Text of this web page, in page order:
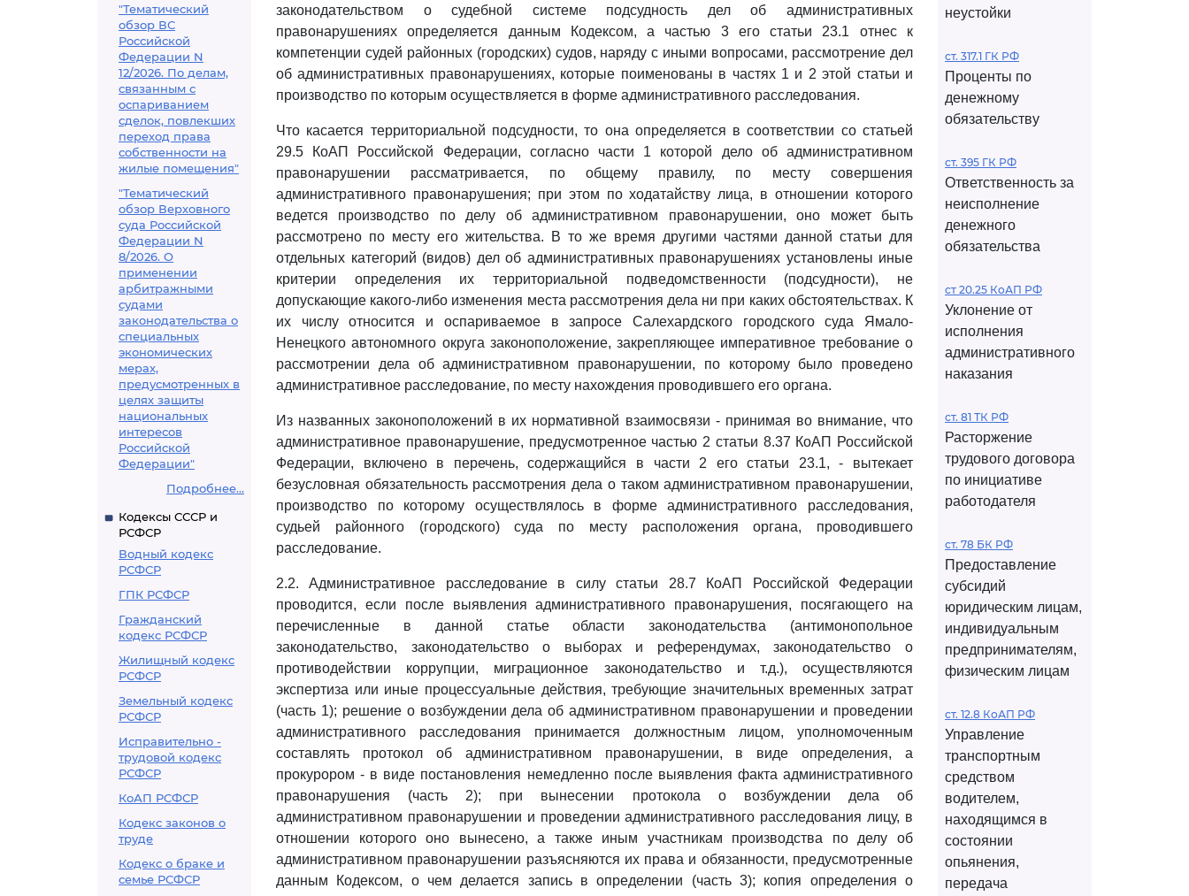
"Тематический
обзор ВС
Российской
Федерации N
12/2026. По делам,
связанным с
оспариванием
сделок, повлекших
переход права
собственности на
жилые помещения"
"Тематический
обзор Верховного
суда Российской
Федерации N
8/2026. О
применении
арбитражными
судами
законодательства о
специальных
экономических
мерах,
предусмотренных в
целях защиты
национальных
интересов
Российской
Федерации"
Подробнее...
Кодексы СССР и
РСФСР
Водный кодекс
РСФСР
ГПК РСФСР
Гражданский
кодекс РСФСР
Жилищный кодекс
РСФСР
Земельный кодекс
РСФСР
Исправительно -
трудовой кодекс
РСФСР
КоАП РСФСР
Кодекс законов о
труде
Кодекс о браке и
семье РСФСР
законодательством о судебной системе подсудность дел об административных
правонарушениях определяется данным Кодексом, а частью 3 его статьи 23.1 отнес к
компетенции судей районных (городских) судов, наряду с иными вопросами, рассмотрение дел
об административных правонарушениях, которые поименованы в частях 1 и 2 этой статьи и
производство по которым осуществляется в форме административного расследования.
Что касается территориальной подсудности, то она определяется в соответствии со статьей
29.5 КоАП Российской Федерации, согласно части 1 которой дело об административном
правонарушении рассматривается, по общему правилу, по месту совершения
административного правонарушения; при этом по ходатайству лица, в отношении которого
ведется производство по делу об административном правонарушении, оно может быть
рассмотрено по месту его жительства. В то же время другими частями данной статьи для
отдельных категорий (видов) дел об административных правонарушениях установлены иные
критерии определения их территориальной подведомственности (подсудности), не
допускающие какого-либо изменения места рассмотрения дела ни при каких обстоятельствах. К
их числу относится и оспариваемое в запросе Салехардского городского суда Ямало-
Ненецкого автономного округа законоположение, закрепляющее императивное требование о
рассмотрении дела об административном правонарушении, по которому было проведено
административное расследование, по месту нахождения проводившего его органа.
Из названных законоположений в их нормативной взаимосвязи - принимая во внимание, что
административное правонарушение, предусмотренное частью 2 статьи 8.37 КоАП Российской
Федерации, включено в перечень, содержащийся в части 2 его статьи 23.1, - вытекает
безусловная обязательность рассмотрения дела о таком административном правонарушении,
производство по которому осуществлялось в форме административного расследования,
судьей районного (городского) суда по месту расположения органа, проводившего
расследование.
2.2. Административное расследование в силу статьи 28.7 КоАП Российской Федерации
проводится, если после выявления административного правонарушения, посягающего на
перечисленные в данной статье области законодательства (антимонопольное
законодательство, законодательство о выборах и референдумах, законодательство о
противодействии коррупции, миграционное законодательство и т.д.), осуществляются
экспертиза или иные процессуальные действия, требующие значительных временных затрат
(часть 1); решение о возбуждении дела об административном правонарушении и проведении
административного расследования принимается должностным лицом, уполномоченным
составлять протокол об административном правонарушении, в виде определения, а
прокурором - в виде постановления немедленно после выявления факта административного
правонарушения (часть 2); при вынесении протокола о возбуждении дела об
административном правонарушении и проведении административного расследования лицу, в
отношении которого оно вынесено, а также иным участникам производства по делу об
административном правонарушении разъясняются их права и обязанности, предусмотренные
данным Кодексом, о чем делается запись в определении (часть 3); копия определения о
неустойки
ст. 317.1 ГК РФ
Проценты по
денежному
обязательству
ст. 395 ГК РФ
Ответственность за
неисполнение
денежного
обязательства
ст 20.25 КоАП РФ
Уклонение от
исполнения
административного
наказания
ст. 81 ТК РФ
Расторжение
трудового договора
по инициативе
работодателя
ст. 78 БК РФ
Предоставление
субсидий
юридическим лицам,
индивидуальным
предпринимателям,
физическим лицам
ст. 12.8 КоАП РФ
Управление
транспортным
средством
водителем,
находящимся в
состоянии
опьянения,
передача